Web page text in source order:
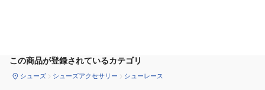
この商品が登録されているカテゴリ
シューズ シューズアクセサリー シューレース